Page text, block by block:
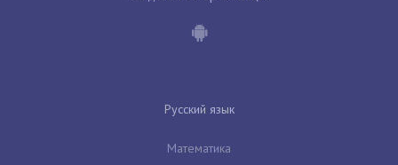
Русский язык
Математика